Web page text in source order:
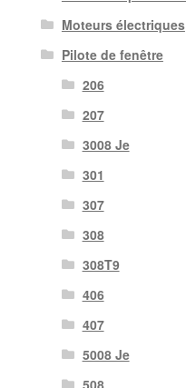
Moteurs électriques
Pilote de fenêtre
206
207
3008 Je
301
307
308
308T9
406
407
5008 Je